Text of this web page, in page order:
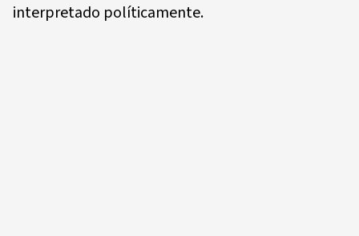
interpretado políticamente.